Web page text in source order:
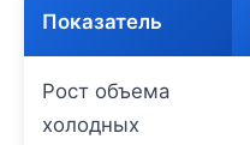
Показатель
Рост объема
холодных